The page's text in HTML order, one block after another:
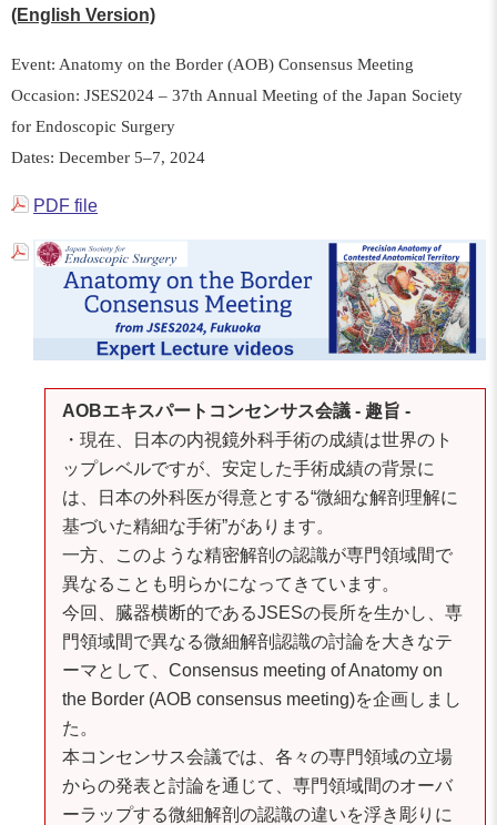
(English Version)
Event: Anatomy on the Border (AOB) Consensus Meeting
Occasion: JSES2024 – 37th Annual Meeting of the Japan Society
for Endoscopic Surgery
Dates: December 5–7, 2024
PDF file
AOBエキスパートコンセンサス会議 - 趣旨 -
・現在、日本の内視鏡外科手術の成績は世界のト
ップレベルですが、安定した手術成績の背景に
は、日本の外科医が得意とする“微細な解剖理解に
基づいた精細な手術”があります。
一方、このような精密解剖の認識が専門領域間で
異なることも明らかになってきています。
今回、臓器横断的であるJSESの長所を生かし、専
門領域間で異なる微細解剖認識の討論を大きなテ
ーマとして、Consensus meeting of Anatomy on
the Border (AOB consensus meeting)を企画しまし
た。
本コンセンサス会議では、各々の専門領域の立場
からの発表と討論を通じて、専門領域間のオーバ
ーラップする微細解剖の認識の違いを浮き彫りに